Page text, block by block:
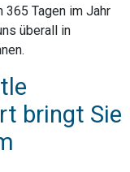
365 Tagen im Jahr
überall in
bringt Sie